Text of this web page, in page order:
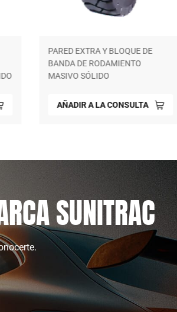
PARED EXTRA Y BLOQUE DE
BANDA DE RODAMIENTO
MASIVO SÓLIDO
AÑADIR A LA CONSULTA
SUNITRAC